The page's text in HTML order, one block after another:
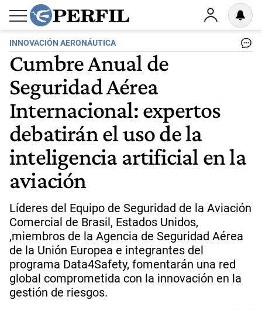
INNOVACIÓN AERONÁUTICA
Cumbre Anual de
Seguridad Aérea
Internacional: expertos
debatirán el uso de la
inteligencia artificial en la
aviación
Líderes del Equipo de Seguridad de la Aviación
Comercial de Brasil, Estados Unidos,
,miembros de la Agencia de Seguridad Aérea
de la Unión Europea e integrantes del
programa Data4Safety, fomentarán una red
global comprometida con la innovación en la
gestión de riesgos.